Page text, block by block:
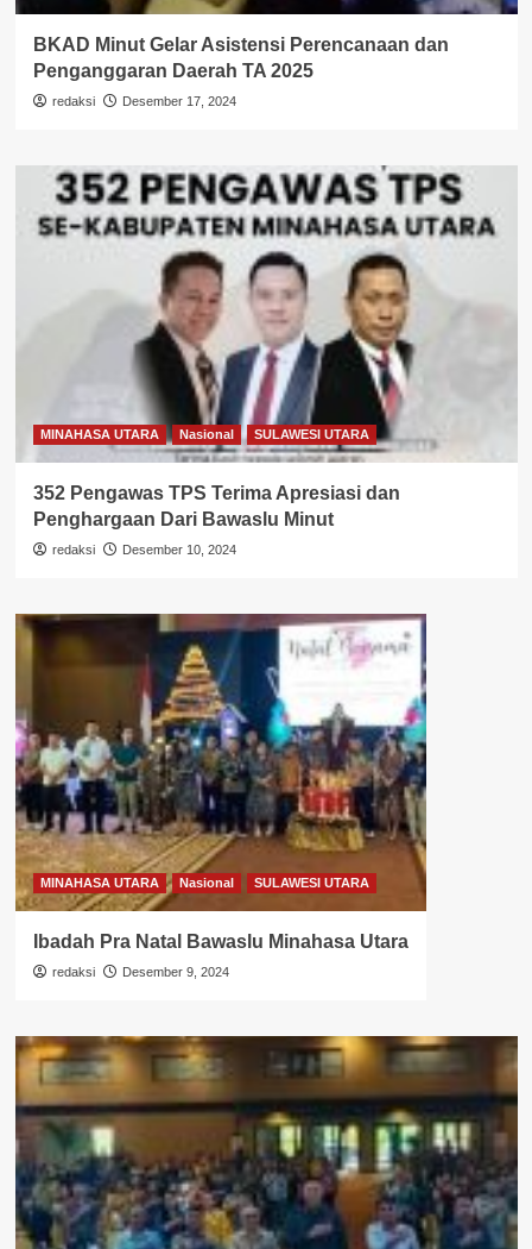
BKAD Minut Gelar Asistensi Perencanaan dan
Penganggaran Daerah TA 2025
redaksi Desember 17, 2024
MINAHASA UTARA Nasional SULAWESI UTARA
352 Pengawas TPS Terima Apresiasi dan
Penghargaan Dari Bawaslu Minut
redaksi Desember 10, 2024
MINAHASA UTARA Nasional SULAWESI UTARA
Ibadah Pra Natal Bawaslu Minahasa Utara
redaksi Desember 9, 2024